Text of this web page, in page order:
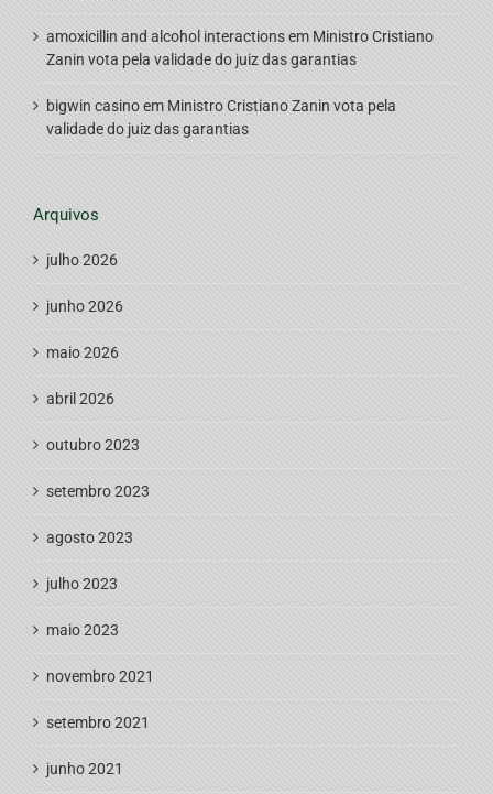
amoxicillin and alcohol interactionsem Ministro Cristiano
Zanin vota pela validade do juiz das garantias
bigwin casinoem Ministro Cristiano Zanin vota pela
validade do juiz das garantias
Arquivos
julho 2026
junho 2026
maio 2026
abril 2026
outubro 2023
setembro 2023
agosto 2023
julho 2023
maio 2023
novembro 2021
setembro 2021
junho 2021